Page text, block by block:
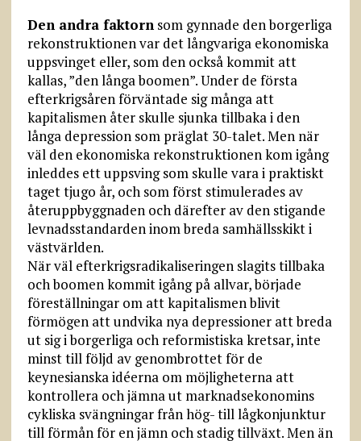
Den andra faktorn som gynnade den borgerliga
rekonstruktionen var det långvariga ekonomiska
uppsvinget eller, som den också kommit att
kallas, ”den långa boomen”. Under de första
efterkrigsåren förväntade sig många att
kapitalismen åter skulle sjunka tillbaka i den
långa depression som präglat 30-talet. Men när
väl den ekonomiska rekonstruktionen kom igång
inleddes ett uppsving som skulle vara i praktiskt
taget tjugo år, och som först stimulerades av
återuppbyggnaden och därefter av den stigande
levnadsstandarden inom breda samhällsskikt i
västvärlden.
När väl efterkrigsradikaliseringen slagits tillbaka
och boomen kommit igång på allvar, började
föreställningar om att kapitalismen blivit
förmögen att undvika nya depressioner att breda
ut sig i borgerliga och reformistiska kretsar, inte
minst till följd av genombrottet för de
keynesianska idéerna om möjligheterna att
kontrollera och jämna ut marknadsekonomins
cykliska svängningar från hög- till lågkonjunktur
till förmån för en jämn och stadig tillväxt. Men än